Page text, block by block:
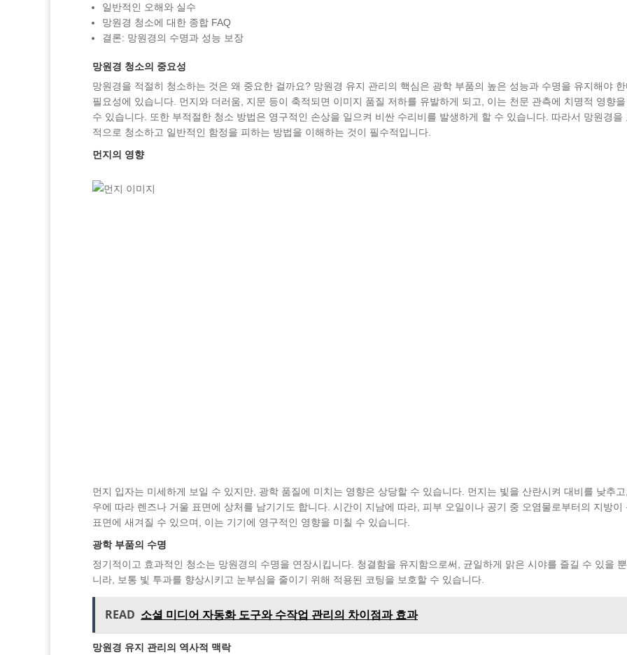
일반적인 오해와 실수
망원경 청소에 대한 종합 FAQ
결론: 망원경의 수명과 성능 보장
망원경 청소의 중요성
망원경을 적절히 청소하는 것은 왜 중요한 걸까요? 망원경 유지 관리의 핵심은 광학 부품의 높은 성능과 수명을 유지해야
필요성에 있습니다. 먼지와 더러움, 지문 등이 축적되면 이미지 품질 저하를 유발하게 되고, 이는 천문 관측에 치명적 영향
수 있습니다. 또한 부적절한 청소 방법은 영구적인 손상을 일으켜 비싼 수리비를 발생하게 할 수 있습니다. 따라서 망원경을
적으로 청소하고 일반적인 함정을 피하는 방법을 이해하는 것이 필수적입니다.
먼지의 영향
먼지 입자는 미세하게 보일 수 있지만, 광학 품질에 미치는 영향은 상당할 수 있습니다. 먼지는 빛을 산란시켜 대비를 낮추
우에 따라 렌즈나 거울 표면에 상처를 남기기도 합니다. 시간이 지남에 따라, 피부 오일이나 공기 중 오염물로부터의 지방이
표면에 새겨질 수 있으며, 이는 기기에 영구적인 영향을 미칠 수 있습니다.
광학 부품의 수명
정기적이고 효과적인 청소는 망원경의 수명을 연장시킵니다. 청결함을 유지함으로써, 균일하게 맑은 시야를 즐길 수 있을
니라, 보통 빛 투과를 향상시키고 눈부심을 줄이기 위해 적용된 코팅을 보호할 수 있습니다.
READ 소셜 미디어 자동화 도구와 수작업 관리의 차이점과 효과
망원경 유지 관리의 역사적 맥락